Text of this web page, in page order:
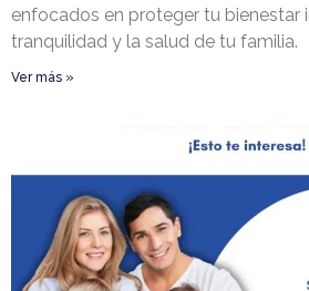
enfocados en proteger tu bienestar
tranquilidad y la salud de tu familia.
Ver más »